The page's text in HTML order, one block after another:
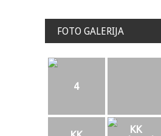
FOTO GALERIJA
4
KK